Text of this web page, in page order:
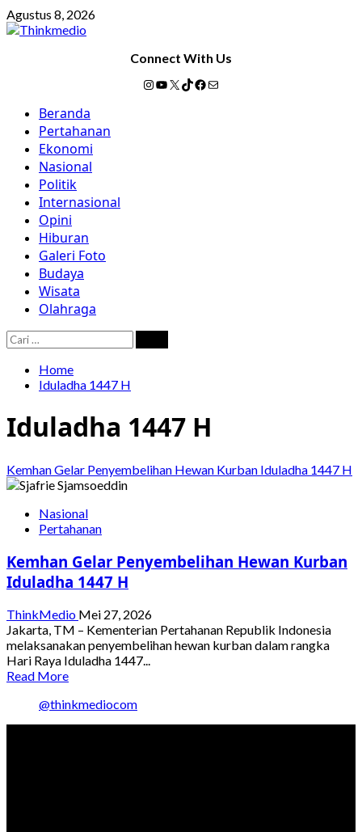
Skip
to
Agustus 8, 2026
Connect With Us
Instagram
YouTube
X TikTok
Facebook
Mail
Primary
Menu
Beranda
Pertahanan
Ekonomi
Nasional
Politik
Internasional
Opini
Hiburan
Galeri Foto
Budaya
Wisata
Olahraga
Cari
untuk:
Home
Iduladha 1447 H
Iduladha 1447 H
Kemhan Gelar Penyembelihan Hewan Kurban Iduladha 1447 H
Nasional
Pertahanan
Kemhan Gelar Penyembelihan Hewan Kurban
Iduladha 1447 H
ThinkMedio Mei 27, 2026
Jakarta, TM – Kementerian Pertahanan Republik Indonesia
melaksanakan penyembelihan hewan kurban dalam rangka
Hari Raya Iduladha 1447...
Read MoreRead
about
Kemhan
@thinkmediocom